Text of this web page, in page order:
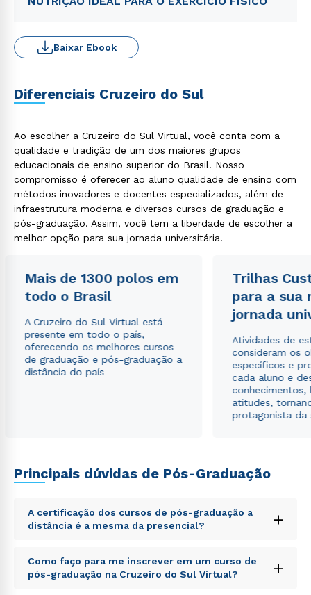
Baixar Ebook
Diferenciais Cruzeiro do Sul
Ao escolher a Cruzeiro do Sul Virtual, você conta com a
qualidade e tradição de um dos maiores grupos
educacionais de ensino superior do Brasil. Nosso
compromisso é oferecer ao aluno qualidade de ensino com
métodos inovadores e docentes especializados, além de
infraestrutura moderna e diversos cursos de graduação e
pós-graduação. Assim, você tem a liberdade de escolher a
melhor opção para sua jornada universitária.
Mais de 1300 polos em
todo o Brasil
A Cruzeiro do Sul Virtual está
presente em todo o país,
oferecendo os melhores cursos
de graduação e pós-graduação a
distância do país
Trilhas
para a sua
jornada
Atividades de
consideram os
específicos e
cada aluno e
conhecimentos,
atitudes,
protagonista da
Principais dúvidas de Pós-Graduação
A certificação dos cursos de pós-graduação a
distância é a mesma da presencial?
+
Sed ut perspiciatis unde omnis iste natus error sit
voluptatem accusantium doloremque laudantium,
totam rem aperiam, eaque ipsa quae ab illo inventore
Como faço para me inscrever em um curso de
pós-graduação na Cruzeiro do Sul Virtual?
+
ou